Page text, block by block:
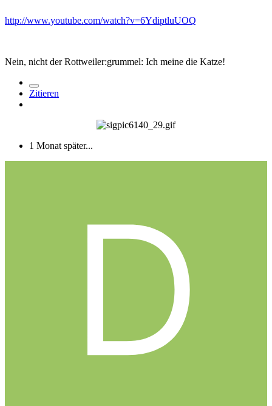
http://www.youtube.com/watch?v=6YdiptluUOQ
Nein, nicht der Rottweiler:grummel: Ich meine die Katze!
Zitieren
1 Monat später...